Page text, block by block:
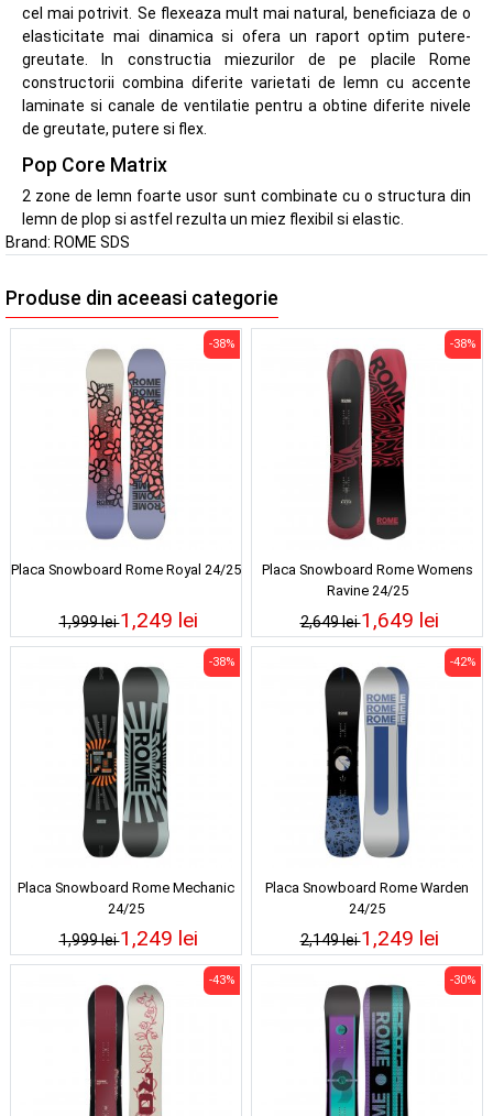
cel mai potrivit. Se flexeaza mult mai natural, beneficiaza de o
elasticitate mai dinamica si ofera un raport optim putere-
greutate. In constructia miezurilor de pe placile Rome
constructorii combina diferite varietati de lemn cu accente
laminate si canale de ventilatie pentru a obtine diferite nivele
de greutate, putere si flex.
Pop Core Matrix
2 zone de lemn foarte usor sunt combinate cu o structura din
lemn de plop si astfel rezulta un miez flexibil si elastic.
Brand: ROME SDS
Produse din aceeasi categorie
Placa Snowboard Rome Royal 24/25
1,999 lei
-38%
1,249 lei
Placa Snowboard Rome Womens
Ravine 24/25
2,649 lei
-38%
1,649 lei
Placa Snowboard Rome Mechanic
24/25
1,999 lei
-38%
1,249 lei
Placa Snowboard Rome Warden
24/25
2,149 lei
-42%
1,249 lei
-43% -30%